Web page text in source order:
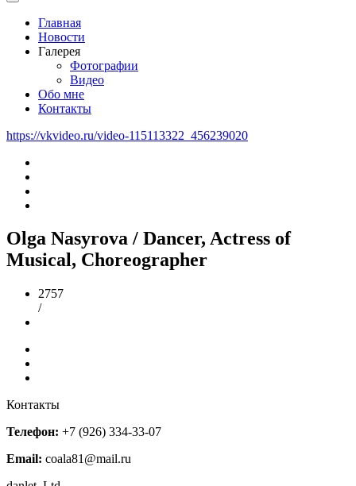
Главная
Новости
Галерея
Фотографии
Видео
Обо мне
Контакты
https://vkvideo.ru/video-115113322_456239020
Olga Nasyrova / Dancer, Actress of
Musical, Choreographer
2757
/
Контакты
Телефон: +7 (926) 334-33-07
Email: coala81@mail.ru